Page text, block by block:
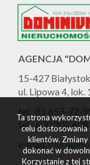
AGENCJA
15-427 Białystok
ul. Lipowa 4, lok.
tel.: 85 653-72-
tel.: 600 202 608
e-mail:
Ta strona
celu
klientów.
dokonać w
Korzystanie z tej